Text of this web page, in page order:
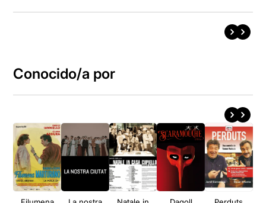
Conocido/a por